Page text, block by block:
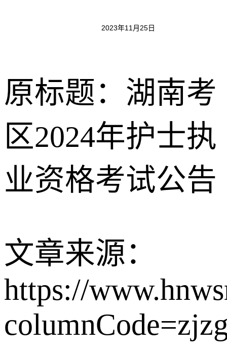
2023年11月25日
原标题：湖南考
区2024年护士执
业资格考试公告
文章来源：
https://